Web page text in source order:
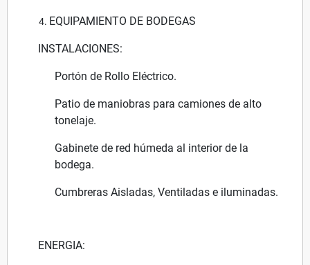
EQUIPAMIENTO DE BODEGAS
INSTALACIONES:
Portón de Rollo Eléctrico.
Patio de maniobras para camiones de alto
tonelaje.
Gabinete de red húmeda al interior de la
bodega.
Cumbreras Aisladas, Ventiladas e iluminadas.
ENERGIA: